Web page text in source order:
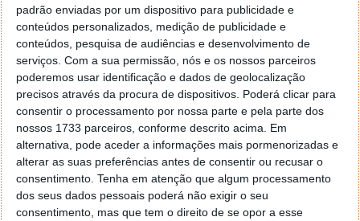
padrão enviadas por um dispositivo para publicidade e
conteúdos personalizados, medição de publicidade e
conteúdos, pesquisa de audiências e desenvolvimento de
serviços. Com a sua permissão, nós e os nossos parceiros
poderemos usar identificação e dados de geolocalização
precisos através da procura de dispositivos. Poderá clicar para
consentir o processamento por nossa parte e pela parte dos
nossos 1733 parceiros, conforme descrito acima. Em
alternativa, pode aceder a informações mais pormenorizadas e
alterar as suas preferências antes de consentir ou recusar o
consentimento. Tenha em atenção que algum processamento
dos seus dados pessoais poderá não exigir o seu
consentimento, mas que tem o direito de se opor a esse